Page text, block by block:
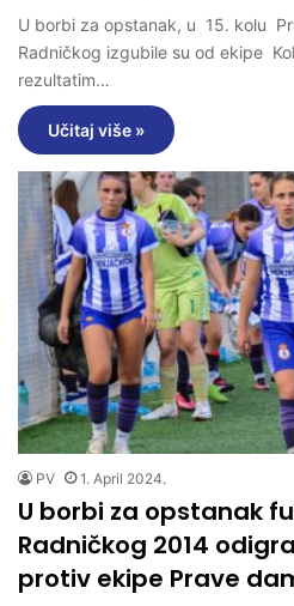
U borbi za opstanak, u 15. kolu
Radničkog izgubile su od ekipe
rezultatim…
Učitaj više »
PV 1. April 2024.
U borbi za opstanak
Radničkog 2014
protiv ekipe Prave